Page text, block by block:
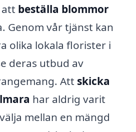
att beställa blommor
Genom vår tjänst kan
olika lokala florister i
deras utbud av
Att skicka
har aldrig varit
mellan en mängd